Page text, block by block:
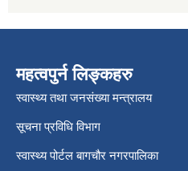
महत्वपुर्न लिङ्कहरु
स्वास्थ्य तथा जनसंख्या मन्त्रालय
सूचना प्रविधि विभाग
स्वास्थ्य पोर्टल बागचौर नगरपालिका